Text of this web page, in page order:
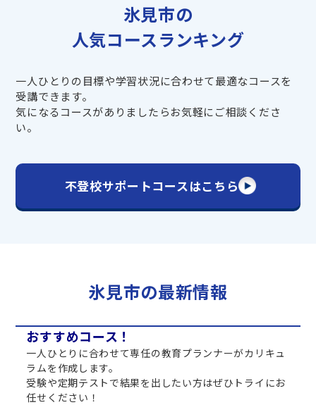
氷見市の
人気コースランキング
一人ひとりの目標や学習状況に合わせて最適なコースを
受講できます。
気になるコースがありましたらお気軽にご相談くださ
い。
不登校サポートコースはこちら
氷見市の最新情報
おすすめコース！
一人ひとりに合わせて専任の教育プランナーがカリキュ
ラムを作成します。
受験や定期テストで結果を出したい方はぜひトライにお
任せください！